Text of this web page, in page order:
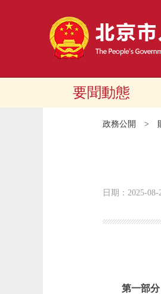
要聞動態
政務公開 >
日期：2025-08-
第一部分